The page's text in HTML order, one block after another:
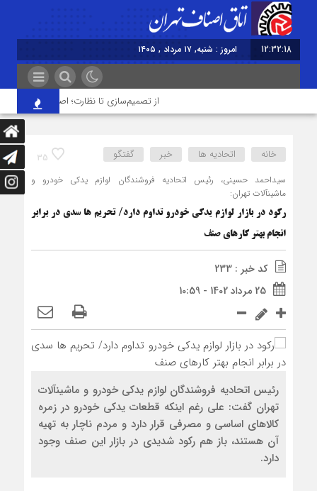
12:32:18 امروز : شنبه, ۱۷ مرداد , ۱۴۰۵
از تصمیم‌سازی تا نظارت؛ اصناف نقش
35 خانه اتحادیه ها خبر گفتگو
سیداحمد حسینی، رئیس اتحادیه فروشندگان لوازم یدکی خودرو و
ماشین‎آلات تهران:
رکود در بازار لوازم یدکی خودرو تداوم دارد/ تحریم ها سدی در برابر
انجام بهتر کارهای صنف
کد خبر : 233
25 مرداد 1402 - 10:59
رئیس اتحادیه فروشندگان لوازم یدکی خودرو و ماشین‎‎آلات
تهران گفت: علی رغم اینکه قطعات یدکی خودرو در زمره
کالاهای اساسی و مصرفی قرار دارد و مردم ناچار به تهیه
آن هستند، باز هم رکود شدیدی در بازار این صنف وجود
دارد.